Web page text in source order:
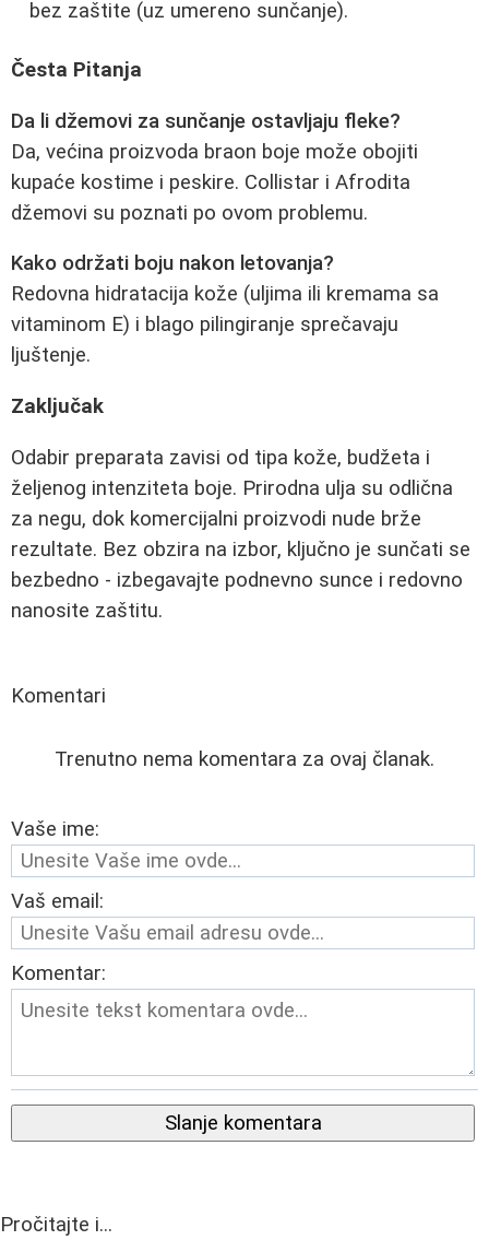
bez zaštite (uz umereno sunčanje).
Česta Pitanja
Da li džemovi za sunčanje ostavljaju fleke?
Da, većina proizvoda braon boje može obojiti
kupaće kostime i peskire. Collistar i Afrodita
džemovi su poznati po ovom problemu.
Kako održati boju nakon letovanja?
Redovna hidratacija kože (uljima ili kremama sa
vitaminom E) i blago pilingiranje sprečavaju
ljuštenje.
Zaključak
Odabir preparata zavisi od tipa kože, budžeta i
željenog intenziteta boje. Prirodna ulja su odlična
za negu, dok komercijalni proizvodi nude brže
rezultate. Bez obzira na izbor, ključno je sunčati se
bezbedno - izbegavajte podnevno sunce i redovno
nanosite zaštitu.
Komentari
Trenutno nema komentara za ovaj članak.
Vaše ime:
Vaš email:
Komentar:
Slanje komentara
Pročitajte i...